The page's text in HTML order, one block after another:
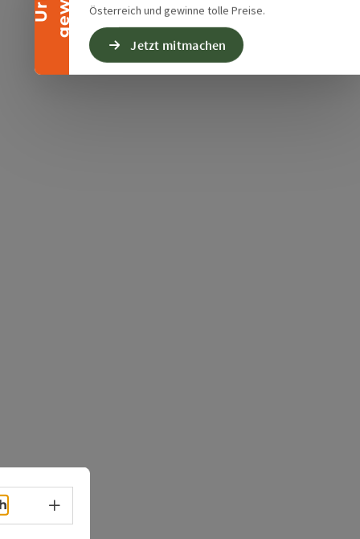
Österreich und gewinne tolle Preise.
Jetzt mitmachen
Sprachwahl - Menü öffnen